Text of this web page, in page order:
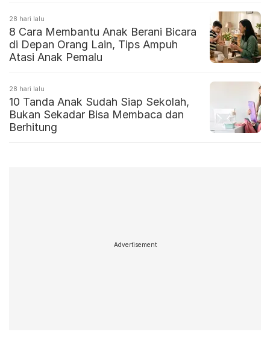
28 hari lalu
8 Cara Membantu Anak Berani Bicara
di Depan Orang Lain, Tips Ampuh
Atasi Anak Pemalu
28 hari lalu
10 Tanda Anak Sudah Siap Sekolah,
Bukan Sekadar Bisa Membaca dan
Berhitung
Advertisement